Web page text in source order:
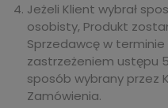
Jeżeli Klient wybrał
osobisty, Produkt
Sprzedawcę w
zastrzeżeniem ustępu
sposób wybrany przez
Zamówienia.